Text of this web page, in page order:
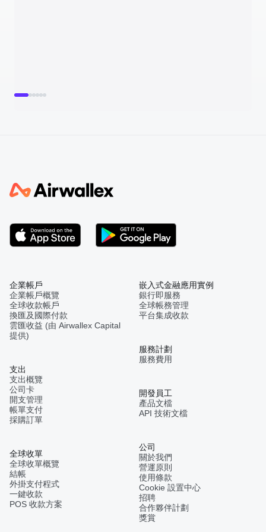
企業帳戶
企業帳戶概覽
全球收款帳戶
換匯及國際付款
雲匯收益 (由 Airwallex Capital
提供)
支出
支出概覽
公司卡
開支管理
帳單支付
採購訂單
全球收單
全球收單概覽
結帳
外掛支付程式
一鍵收款
POS 收款方案
嵌入式金融應用實例
銀行即服務
全球帳務管理
平台集成收款
服務計劃
服務費用
開發員工
產品文檔
API 技術文檔
公司
關於我們
營運原則
使用條款
Cookie 設置中心
招聘
合作夥伴計劃
獎賞